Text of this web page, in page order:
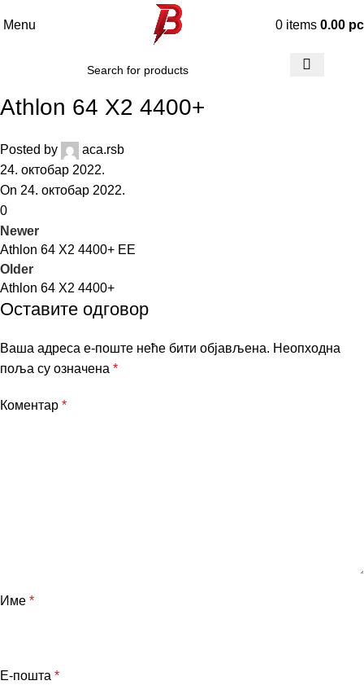
Menu 0 items 0.00
Athlon 64 X2 4400+
Posted by
aca.rsb
24. октобар 2022.
On 24. октобар 2022.
0
Newer
Athlon 64 X2 4400+ EE
Older
Athlon 64 X2 4400+
Оставите одговор
Ваша адреса е-поште неће бити објављена. Неопходна
поља су означена *
Коментар *
Име *
Е-пошта *